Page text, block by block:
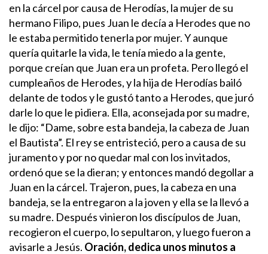
en la cárcel por causa de Herodías, la mujer de su
hermano Filipo, pues Juan le decía a Herodes que no
le estaba permitido tenerla por mujer. Y aunque
quería quitarle la vida, le tenía miedo a la gente,
porque creían que Juan era un profeta. Pero llegó el
cumpleaños de Herodes, y la hija de Herodías bailó
delante de todos y le gustó tanto a Herodes, que juró
darle lo que le pidiera. Ella, aconsejada por su madre,
le dijo: “Dame, sobre esta bandeja, la cabeza de Juan
el Bautista”. El rey se entristeció, pero a causa de su
juramento y por no quedar mal con los invitados,
ordenó que se la dieran; y entonces mandó degollar a
Juan en la cárcel. Trajeron, pues, la cabeza en una
bandeja, se la entregaron a la joven y ella se la llevó a
su madre. Después vinieron los discípulos de Juan,
recogieron el cuerpo, lo sepultaron, y luego fueron a
avisarle a Jesús. Oración, dedica unos minutos a